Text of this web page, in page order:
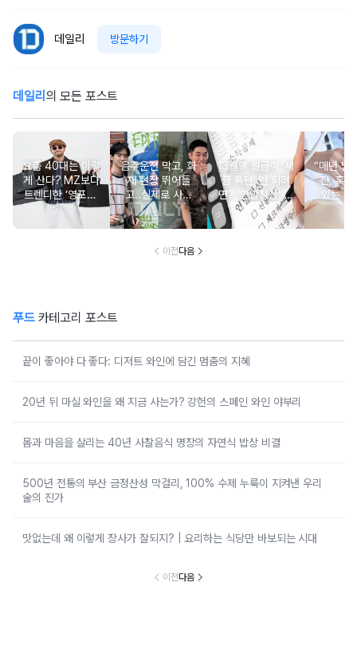
데일리 방문하기
데일리 의 모든 포스트
요즘 40대는 이렇
게 산다? MZ보다
트렌디한 ‘영포티’
분석
음주운전 막고, 화
재 현장 뛰어들
고..실제로 사람
구한 연예인 10
13월의 월급이 '세
금 폭탄' 안 되려
면? '연말정산' 핵
심 꿀팁 A to Z
“매년 받
진, 혹시
있는 건
요?”
이전다음
푸드카테고리 포스트
끝이 좋아야 다 좋다: 디저트 와인에 담긴 멈춤의 지혜
20년 뒤 마실 와인을 왜 지금 사는가? 강헌의 스페인 와인 야부리
몸과 마음을 살리는 40년 사찰음식 명장의 자연식 밥상 비결
500년 전통의 부산 금정산성 막걸리, 100% 수제 누룩이 지켜낸 우리
술의 진가
맛없는데 왜 이렇게 장사가 잘되지? | 요리하는 식당만 바보되는 시대
이전다음